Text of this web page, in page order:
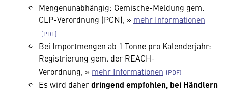
Mengenunabhängig: Gemische-Meldung gem.
CLP-Verordnung (PCN), » mehr Informationen
Bei Importmengen ab 1 Tonne pro Kalenderjahr:
Registrierung gem. der REACH-
Verordnung, » mehr Informationen
Es wird daherdringend empfohlen, bei Händlern